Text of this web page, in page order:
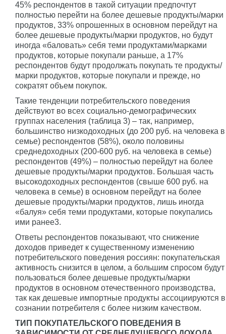
45% респондентов в такой ситуации предпочтут
полностью перейти на более дешевые продукты/марки
продуктов, 33% опрошенных в основном перейдут на
более дешевые продукты/марки продуктов, но будут
иногда «баловать» себя теми продуктами/марками
продуктов, которые покупали раньше, а 17%
респондентов будут продолжать покупать те продукты/
марки продуктов, которые покупали и прежде, но
сократят объем покупок.
Такие тенденции потребительского поведения
действуют во всех социально-демографических
группах населения (таблица 3) – так, например,
большинство низкодоходных (до 200 руб. на человека в
семье) респондентов (58%), около половины
среднедоходных (200-600 руб. на человека в семье)
респондентов (49%) – полностью перейдут на более
дешевые продукты/марки продуктов. Большая часть
высокодоходных респондентов (свыше 600 руб. на
человека в семье) в основном перейдут на более
дешевые продукты/марки продуктов, лишь иногда
«балуя» себя теми продуктами, которые покупались
ими ранее3.
Ответы респондентов показывают, что снижение
доходов приведет к существенному изменению
потребительского поведения россиян: покупательская
активность снизится в целом, а большим спросом будут
пользоваться более дешевые продукты/марки
продуктов в основном отечественного производства,
так как дешевые импортные продукты ассоциируются в
сознании потребителя с более низким качеством.
ТИП ПОКУПАТЕЛЬСКОГО ПОВЕДЕНИЯ В